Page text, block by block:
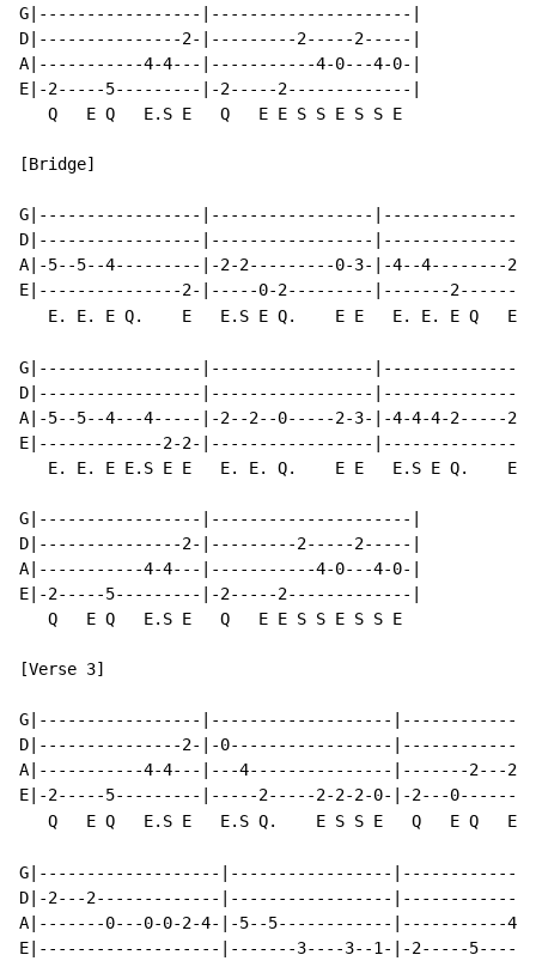
G|-----------------|---------------------|
D|---------------2-|---------2-----2-----|
A|-----------4-4---|-----------4-0---4-0-|
E|-2-----5---------|-2-----2-------------|
   Q   E Q   E.S E   Q   E E S S E S S E
[Bridge]
G|-----------------|-----------------
D|-----------------|-----------------
A|-5--5--4---------|-2-2---------0-3-|-4--4--------2-
E|---------------2-|-----0-2---------|-------
E. E. E Q.    E   E.S E Q.    E E   E. E. E Q   E
G|-----------------|-----------------
D|-----------------|-----------------
A|-5--5--4---4-----|-2--2--0-----2-3-|-4-4-4-2-----
E|-------------2-2-|-----------------
E. E. E E.S E E   E. E. Q.    E E   E.S E Q.    E
G|-----------------|---------------------|
D|---------------2-|---------2-----2-----|
A|-----------4-4---|-----------4-0---4-0-|
E|-2-----5---------|-2-----2-------------|
   Q   E Q   E.S E   Q   E E S S E S S E
[Verse 3]
G|-----------------|-------------------
D|---------------2-|-0-----------------
A|-----------4-4---|---4---------------|-------2---
E|-2-----5---------|-----2-----2-2-2-0-|-2---
Q   E Q   E.S E   E.S Q.    E S S E   Q   E Q
G|-------------------|-----------------
D|-2---2-------------|-----------------
A|-------0---0-0-2-4-|-5--5------------|-----------4-
E|-------------------|-------3----3--1-|-2-----